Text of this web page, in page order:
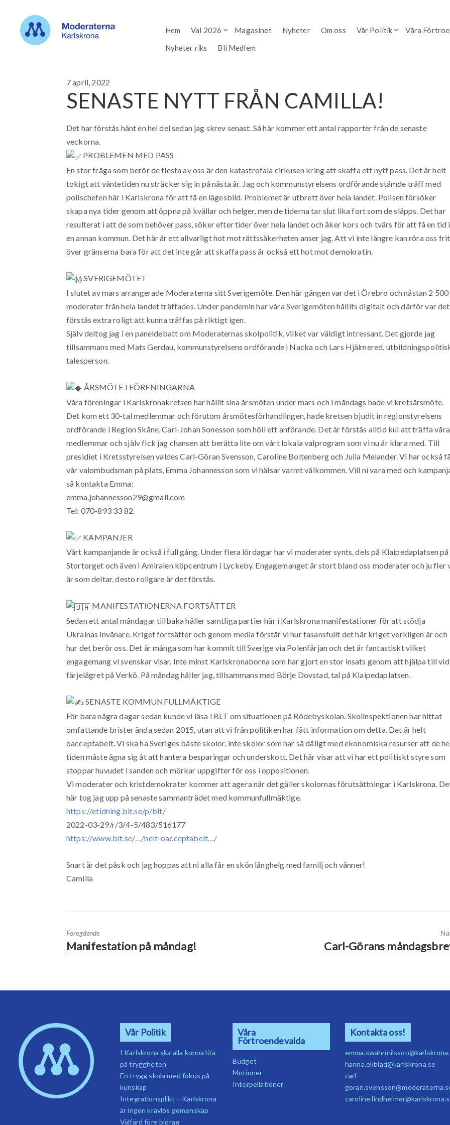
Hem Val 2026 Magasinet Nyheter Om oss Vår Politik
Våra
Nyheter riks
Bli Medlem
7 april, 2022
SENASTE NYTT FRÅN CAMILLA!
Det har förstås hänt en hel del sedan jag skrev senast. Så här kommer ett antal rapporter från de senaste
veckorna.
PROBLEMEN MED PASS
En stor fråga som berör de flesta av oss är den katastrofala cirkusen kring att skaffa ett nytt pass. Det är helt
tokigt att väntetiden nu sträcker sig in på nästa år. Jag och kommunstyrelsens ordförande stämde träff med
polischefen här i Karlskrona för att få en lägesbild. Problemet är utbrett över hela landet. Polisen försöker
skapa nya tider genom att öppna på kvällar och helger, men de tiderna tar slut lika fort som de släpps. Det har
resulterat i att de som behöver pass, söker efter tider över hela landet och åker kors och tvärs för att få en tid i
en annan kommun. Det här är ett allvarligt hot mot rättssäkerheten anser jag. Att vi inte längre kan röra oss
över gränserna bara för att det inte går att skaffa pass är också ett hot mot demokratin.
SVERIGEMÖTET
I slutet av mars arrangerade Moderaterna sitt Sverigemöte. Den här gången var det i Örebro och nästan 2 500
moderater från hela landet träffades. Under pandemin har våra Sverigemöten hållits digitalt och därför var det
förstås extra roligt att kunna träffas på riktigt igen.
Själv deltog jag i en paneldebatt om Moderaternas skolpolitik, vilket var väldigt intressant. Det gjorde jag
tillsammans med Mats Gerdau, kommunstyrelsens ordförande i Nacka och Lars Hjälmered,
talesperson.
ÅRSMÖTE I FÖRENINGARNA
Våra föreningar i Karlskronakretsen har hållit sina årsmöten under mars och i måndags hade vi kretsårsmöte.
Det kom ett 30-tal medlemmar och förutom årsmötesförhandlingen, hade kretsen bjudit in regionstyrelsens
ordförande i Region Skåne, Carl-Johan Sonesson som höll ett anförande. Det är förstås alltid kul att träffa våra
medlemmar och själv fick jag chansen att berätta lite om vårt lokala valprogram som vi nu är klara med. Till
presidiet i Kretsstyrelsen valdes Carl-Göran Svensson, Caroline Boltenberg och Julia Melander. Vi har också
vår valombudsman på plats, Emma Johannesson som vi hälsar varmt välkommen. Vill ni vara med och
så kontakta Emma:
emma.johannesson29@gmail.com
Tel: 070-893 33 82.
KAMPANJER
Vårt kampanjande är också i full gång. Under flera lördagar har vi moderater synts, dels på Klaipedaplatsen på
Stortorget och även i Amiralen köpcentrum i Lyckeby. Engagemanget är stort bland oss moderater och ju fler
är som deltar, desto roligare är det förstås.
MANIFESTATIONERNA FORTSÄTTER
Sedan ett antal måndagar tillbaka håller samtliga partier här i Karlskrona manifestationer för att stödja
Ukrainas invånare. Kriget fortsätter och genom media förstår vi hur fasansfullt det här kriget verkligen är och
hur det berör oss. Det är många som har kommit till Sverige via Polenfärjan och det är fantastiskt vilket
engagemang vi svenskar visar. Inte minst Karlskronaborna som har gjort en stor insats genom att hjälpa till vid
färjelägret på Verkö. På måndag håller jag, tillsammans med Börje Dovstad, tal på Klaipedaplatsen.
SENASTE KOMMUNFULLMÄKTIGE
För bara några dagar sedan kunde vi läsa i BLT om situationen på Rödebyskolan. Skolinspektionen har hittat
omfattande brister ända sedan 2015, utan att vi från politiken har fått information om detta. Det är helt
oacceptabelt. Vi ska ha Sveriges bäste skolor, inte skolor som har så dåligt med ekonomiska resurser att de
tiden måste ägna sig åt att hantera besparingar och underskott. Det här visar att vi har ett politiskt styre som
stoppar huvudet i sanden och mörkar uppgifter för oss i oppositionen.
Vi moderater och kristdemokrater kommer att agera när det gäller skolornas förutsättningar i Karlskrona.
här tog jag upp på senaste sammanträdet med kommunfullmäktige.
https://etidning.blt.se/p/blt/
2022-03-29/r/3/4-5/483/516177
https://www.blt.se/…/helt-oacceptabelt…/
Snart är det påsk och jag hoppas att ni alla får en skön långhelg med familj och vänner!
Camilla
Föregående
Manifestation på måndag! Carl-Görans
Vår Politik
I Karlskrona ska alla kunna lita
på tryggheten
En trygg skola med fokus på
kunskap
Integrationsplikt – Karlskrona
är ingen kravlös gemenskap
Välfärd före bidrag
Våra
Förtroendevalda
Budget
Motioner
Interpellationer
Kontakta oss!
hanna.ekblad@karlskrona.se
carl-